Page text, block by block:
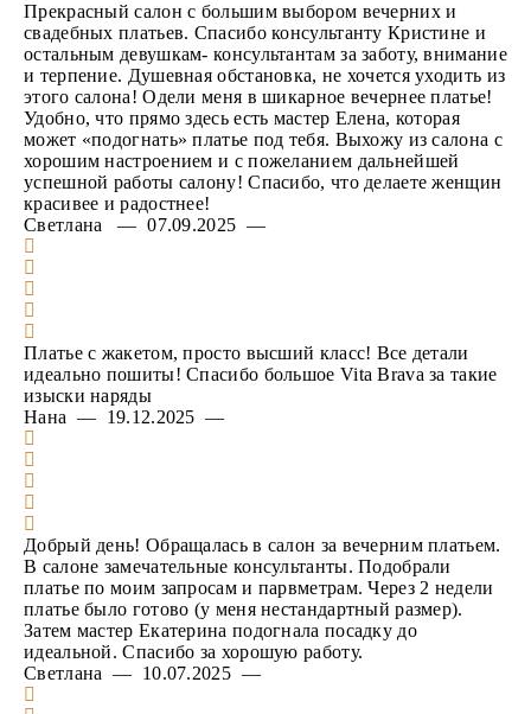
Прекрасный салон с большим выбором вечерних и
свадебных платьев. Спасибо консультанту Кристине и
остальным девушкам- консультантам за заботу, внимание
и терпение. Душевная обстановка, не хочется уходить из
этого салона! Одели меня в шикарное вечернее платье!
Удобно, что прямо здесь есть мастер Елена, которая
может «подогнать» платье под тебя. Выхожу из салона с
хорошим настроением и с пожеланием дальнейшей
успешной работы салону! Спасибо, что делаете женщин
красивее и радостнее!
Светлана — 07.09.2025 —
Платье с жакетом, просто высший класс! Все детали
идеально пошиты! Спасибо большое Vita Brava за такие
изыски наряды
Нана — 19.12.2025 —
Добрый день! Обращалась в салон за вечерним платьем.
В салоне замечательные консультанты. Подобрали
платье по моим запросам и парвметрам. Через 2 недели
платье было готово (у меня нестандартный размер).
Затем мастер Екатерина подогнала посадку до
идеальной. Спасибо за хорошую работу.
Светлана — 10.07.2025 —